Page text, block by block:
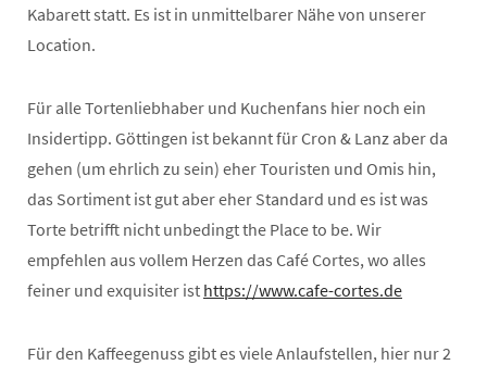
Kabarett statt. Es ist in unmittelbarer Nähe von unserer
Location.
Für alle Tortenliebhaber und Kuchenfans hier noch ein
Insidertipp. Göttingen ist bekannt für Cron & Lanz aber da
gehen (um ehrlich zu sein) eher Touristen und Omis hin,
das Sortiment ist gut aber eher Standard und es ist was
Torte betrifft nicht unbedingt the Place to be. Wir
empfehlen aus vollem Herzen das Café Cortes, wo alles
feiner und exquisiter ist https://www.cafe-cortes.de
Für den Kaffeegenuss gibt es viele Anlaufstellen, hier nur 2